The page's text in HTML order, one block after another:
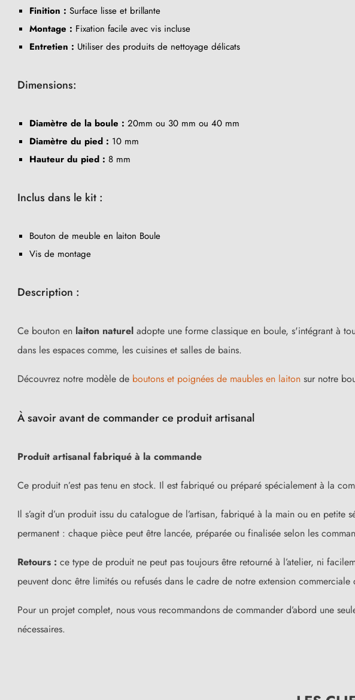
(1 avis)
Finition : Surface lisse et brillante
Montage : Fixation facile avec vis incluse
Entretien : Utiliser des produits de nettoyage délicats
Dimensions:
Diamètre de la boule : 20mm ou 30 mm ou 40 mm
Diamètre du pied : 10 mm
Hauteur du pied : 8 mm
Inclus dans le kit :
Bouton de meuble en laiton Boule
Vis de montage
Description :
Ce bouton en laiton naturel adopte une forme classique en boule, s'intégrant à
dans les espaces comme, les cuisines et salles de bains.
Découvrez notre modèle de boutons et poignées de maubles en laiton sur notre
À savoir avant de commander ce produit artisanal
Produit artisanal fabriqué à la commande
Ce produit n’est pas tenu en stock. Il est fabriqué ou préparé spécialement à la
Il s’agit d’un produit issu du catalogue de l’artisan, fabriqué à la main ou en
permanent : chaque pièce peut être lancée, préparée ou finalisée selon les
Retours : ce type de produit ne peut pas toujours être retourné à l’atelier, ni
peuvent donc être limités ou refusés dans le cadre de notre extension
Pour un projet complet, nous vous recommandons de commander d’abord une
nécessaires.